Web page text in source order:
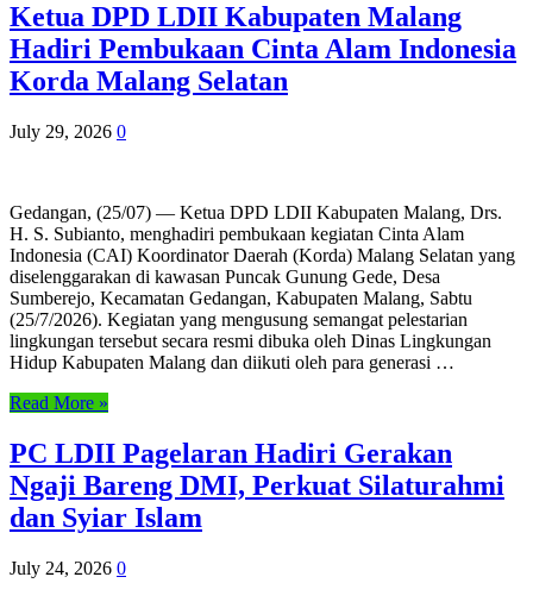
Ketua DPD LDII Kabupaten Malang
Hadiri Pembukaan Cinta Alam Indonesia
Korda Malang Selatan
July 29, 2026 0
Gedangan, (25/07) — Ketua DPD LDII Kabupaten Malang, Drs.
H. S. Subianto, menghadiri pembukaan kegiatan Cinta Alam
Indonesia (CAI) Koordinator Daerah (Korda) Malang Selatan yang
diselenggarakan di kawasan Puncak Gunung Gede, Desa
Sumberejo, Kecamatan Gedangan, Kabupaten Malang, Sabtu
(25/7/2026). Kegiatan yang mengusung semangat pelestarian
lingkungan tersebut secara resmi dibuka oleh Dinas Lingkungan
Hidup Kabupaten Malang dan diikuti oleh para generasi …
Read More »
PC LDII Pagelaran Hadiri Gerakan
Ngaji Bareng DMI, Perkuat Silaturahmi
dan Syiar Islam
July 24, 2026 0